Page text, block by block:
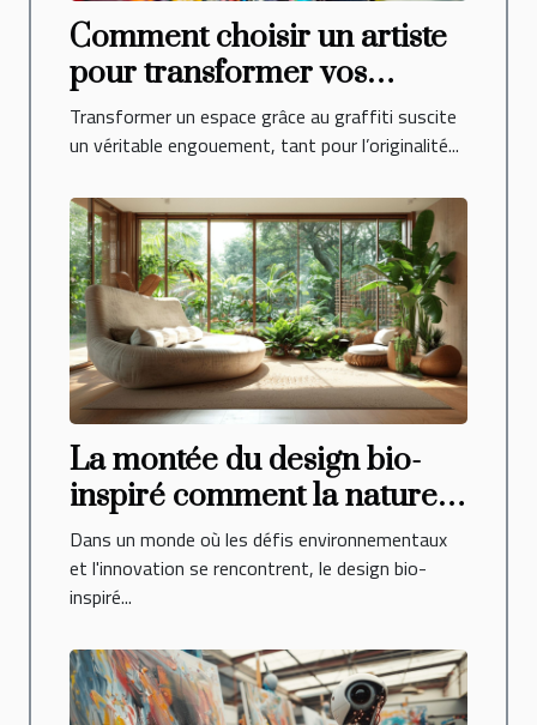
Comment choisir un artiste
pour transformer vos
espaces avec du graffiti ?
Transformer un espace grâce au graffiti suscite
un véritable engouement, tant pour l’originalité...
La montée du design bio-
inspiré comment la nature
réinvente l'espace de vie
Dans un monde où les défis environnementaux
et l'innovation se rencontrent, le design bio-
inspiré...